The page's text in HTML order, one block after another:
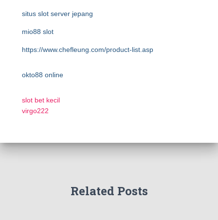
situs slot server jepang
mio88 slot
https://www.chefleung.com/product-list.asp
okto88 online
slot bet kecil
virgo222
Related Posts